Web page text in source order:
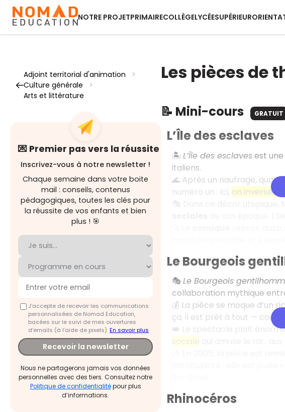
NOTRE PROJETPRIMAIRECOLLÈGELYCÉESUPÉRIEUR
Adjoint territorial d'animation
>
Culture générale
>
Arts et littérature
💌 Premier pas vers la réussite
Inscrivez-vous à notre newsletter !
Chaque semaine dans votre boite
mail : conseils, contenus
pédagogiques, toutes les clés pour
la réussite de vos enfants et bien
plus ! 🎯
J'accepte de recevoir les communications
personnalisées de Nomad Education,
basées sur le suivi de mes ouvertures
d'emails (à l’aide de pixels).En savoir plus
Recevoir la newsletter
Nous ne partagerons jamais vos données
personnelles avec des tiers. Consultez notre
Politique de confidentialitépour plus
d’informations.
Les pièces de
📝 Mini-cours GRATUIT
L’Île des esclaves
🏝️ L’Île des esclavesest une
italiens.
🌊 Après un naufrage,
numéro un : ici, on inverse
Le Bourgeois
🎭Le Bourgeois
collaboration mythique
💰 La pièce se moque d’un
ça, il est prêt à tout — cours
👑 Le spectacle plaît
Rhinocéros